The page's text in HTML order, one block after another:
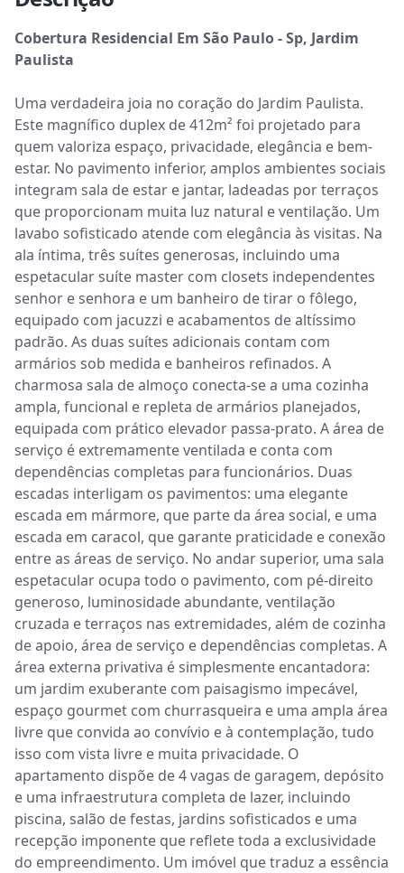
Cobertura Residencial Em São Paulo - Sp, Jardim
Paulista
Uma verdadeira joia no coração do Jardim Paulista.
Este magnífico duplex de 412m² foi projetado para
quem valoriza espaço, privacidade, elegância e bem-
estar. No pavimento inferior, amplos ambientes sociais
integram sala de estar e jantar, ladeadas por terraços
que proporcionam muita luz natural e ventilação. Um
lavabo sofisticado atende com elegância às visitas. Na
ala íntima, três suítes generosas, incluindo uma
espetacular suíte master com closets independentes
senhor e senhora e um banheiro de tirar o fôlego,
equipado com jacuzzi e acabamentos de altíssimo
padrão. As duas suítes adicionais contam com
armários sob medida e banheiros refinados. A
charmosa sala de almoço conecta-se a uma cozinha
ampla, funcional e repleta de armários planejados,
equipada com prático elevador passa-prato. A área de
serviço é extremamente ventilada e conta com
dependências completas para funcionários. Duas
escadas interligam os pavimentos: uma elegante
escada em mármore, que parte da área social, e uma
escada em caracol, que garante praticidade e conexão
entre as áreas de serviço. No andar superior, uma sala
espetacular ocupa todo o pavimento, com pé-direito
generoso, luminosidade abundante, ventilação
cruzada e terraços nas extremidades, além de cozinha
de apoio, área de serviço e dependências completas. A
área externa privativa é simplesmente encantadora:
um jardim exuberante com paisagismo impecável,
espaço gourmet com churrasqueira e uma ampla área
livre que convida ao convívio e à contemplação, tudo
isso com vista livre e muita privacidade. O
apartamento dispõe de 4 vagas de garagem, depósito
e uma infraestrutura completa de lazer, incluindo
piscina, salão de festas, jardins sofisticados e uma
recepção imponente que reflete toda a exclusividade
do empreendimento. Um imóvel que traduz a essência